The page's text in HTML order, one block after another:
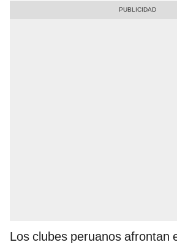
Los clubes peruanos afrontan